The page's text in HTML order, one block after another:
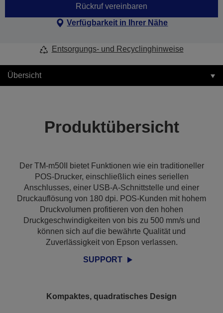
Rückruf vereinbaren
Verfügbarkeit in Ihrer Nähe
Entsorgungs- und Recyclinghinweise
Übersicht
Produktübersicht
Der TM-m50II bietet Funktionen wie ein traditioneller
POS-Drucker, einschließlich eines seriellen
Anschlusses, einer USB-A-Schnittstelle und einer
Druckauflösung von 180 dpi. POS-Kunden mit hohem
Druckvolumen profitieren von den hohen
Druckgeschwindigkeiten von bis zu 500 mm/s und
können sich auf die bewährte Qualität und
Zuverlässigkeit von Epson verlassen.
SUPPORT
Kompaktes, quadratisches Design